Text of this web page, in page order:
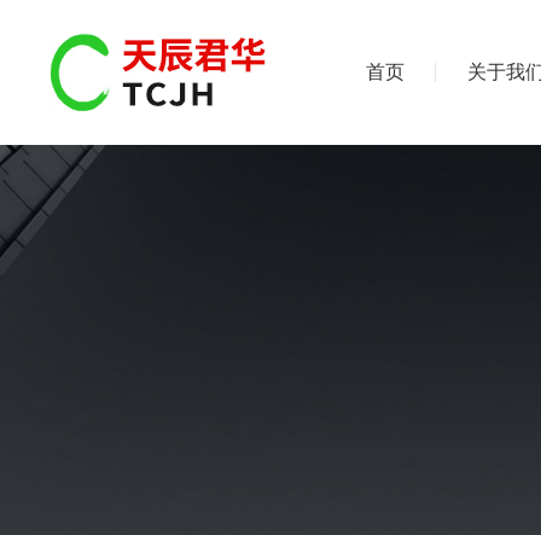
首页 关于我